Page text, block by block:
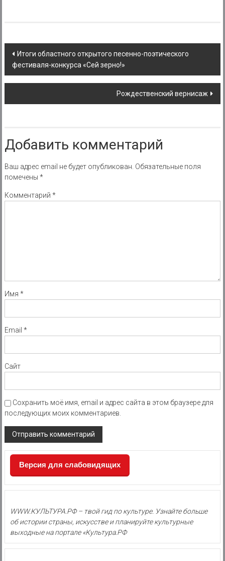
Post
navigation
Итоги областного открытого песенно-поэтического
фестиваля-конкурса «Сей зерно!»
Рождественский вернисаж
Добавить комментарий
Ваш адрес email не будет опубликован. Обязательные поля
помечены *
Комментарий *
Имя *
Email *
Сайт
Сохранить моё имя, email и адрес сайта в этом браузере для
последующих моих комментариев.
Версия для слабовидящих
WWW.КУЛЬТУРА.РФ – твой гид по культуре. Узнайте больше
об истории страны, искусстве и планируйте культурные
выходные на портале «Культура.РФ